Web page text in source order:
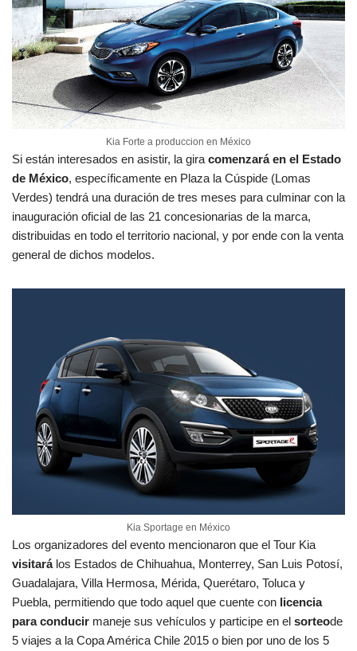
Kia Forte a produccion en México
Si están interesados en asistir, la gira comenzará en el Estado
de México, específicamente en Plaza la Cúspide (Lomas
Verdes) tendrá una duración de tres meses para culminar con la
inauguración oficial de las 21 concesionarias de la marca,
distribuidas en todo el territorio nacional, y por ende con la venta
general de dichos modelos.
Kia Sportage en México
Los organizadores del evento mencionaron que el Tour Kia
visitarálos Estados de Chihuahua, Monterrey, San Luis Potosí,
Guadalajara, Villa Hermosa, Mérida, Querétaro, Toluca y
Puebla, permitiendo que todo aquel que cuente con licencia
para conducir maneje sus vehículos y participe en el sorteode
5 viajes a la Copa América Chile 2015 o bien por uno de los 5